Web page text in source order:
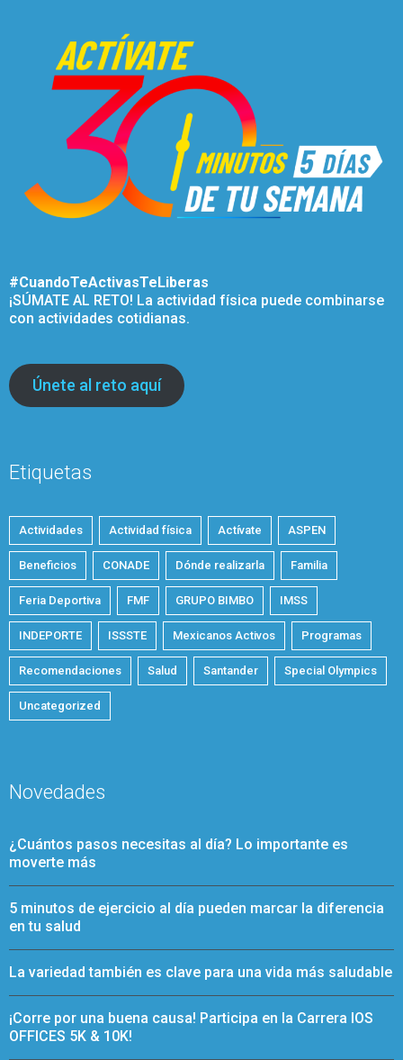
#CuandoTeActivasTeLiberas
¡SÚMATE AL RETO! La actividad física puede combinarse
con actividades cotidianas.
Únete al reto aquí
Etiquetas
Actividades Actividad física Actívate ASPEN
Beneficios CONADE Dónde realizarla Familia
Feria Deportiva FMF GRUPO BIMBO IMSS
INDEPORTE ISSSTE Mexicanos Activos Programas
Recomendaciones Salud Santander Special Olympics
Uncategorized
Novedades
¿Cuántos pasos necesitas al día? Lo importante es
moverte más
5 minutos de ejercicio al día pueden marcar la diferencia
en tu salud
La variedad también es clave para una vida más saludable
¡Corre por una buena causa! Participa en la Carrera IOS
OFFICES 5K & 10K!